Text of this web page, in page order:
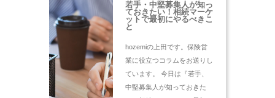
若手・中堅募集人が知っ
ておきたい！相続マーケ
ットで最初にやるべきこ
と
hozemiの上田です。保険営
業に役立つコラムをお送りし
ています。 今日は『若手、
中堅募集人が知っておきた